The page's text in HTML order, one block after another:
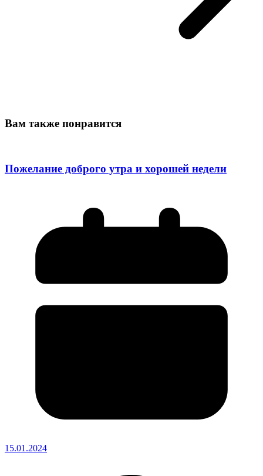
Вам также понравится
Пожелание доброго утра и хорошей недели
15.01.2024